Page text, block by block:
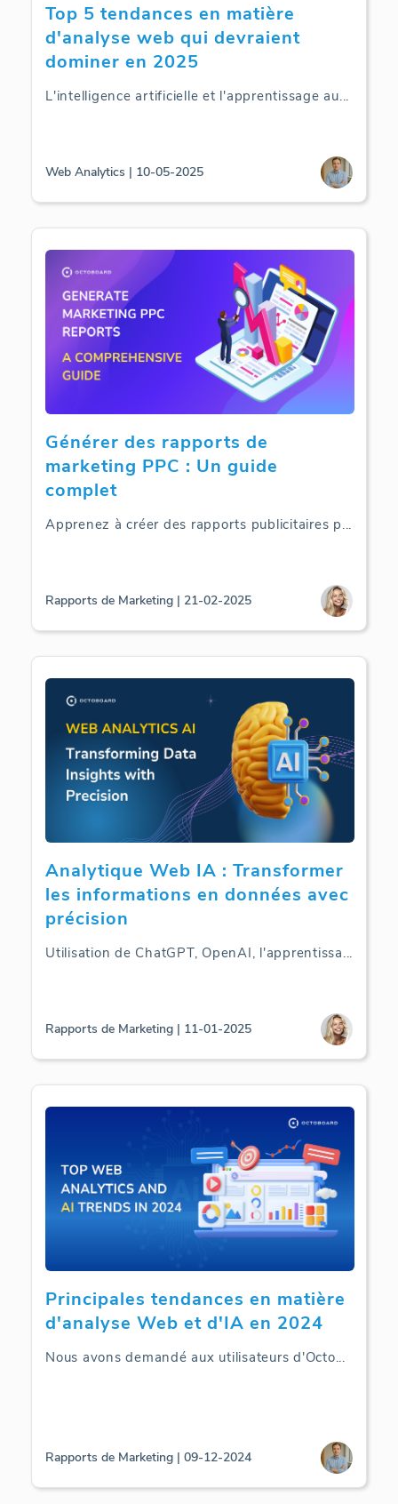
Top 5 tendances en matière
d'analyse web qui devraient
dominer en 2025
L'intelligence artificielle et l'apprentissage au...
Web Analytics | 10-05-2025
Générer des rapports de
marketing PPC : Un guide
complet
Apprenez à créer des rapports publicitaires p...
Rapports de Marketing | 21-02-2025
Analytique Web IA : Transformer
les informations en données avec
précision
Utilisation de ChatGPT, OpenAI, l'apprentissa...
Rapports de Marketing | 11-01-2025
Principales tendances en matière
d'analyse Web et d'IA en 2024
Nous avons demandé aux utilisateurs d'Octo...
Rapports de Marketing | 09-12-2024